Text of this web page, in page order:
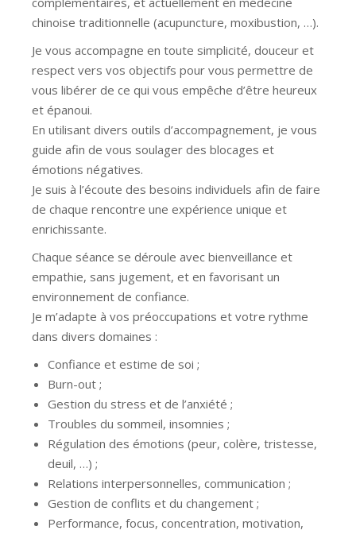
chinoise traditionnelle (acupuncture, moxibustion, …).
Je vous accompagne en toute simplicité, douceur et
respect vers vos objectifs pour vous permettre de
vous libérer de ce qui vous empêche d’être heureux
et épanoui.
En utilisant divers outils d’accompagnement, je vous
guide afin de vous soulager des blocages et
émotions négatives.
Je suis à l’écoute des besoins individuels afin de faire
de chaque rencontre une expérience unique et
enrichissante.
Chaque séance se déroule avec bienveillance et
empathie, sans jugement, et en favorisant un
environnement de confiance.
Je m’adapte à vos préoccupations et votre rythme
dans divers domaines :
Confiance et estime de soi ;
Burn-out ;
Gestion du stress et de l’anxiété ;
Troubles du sommeil, insomnies ;
Régulation des émotions (peur, colère, tristesse,
deuil, …) ;
Relations interpersonnelles, communication ;
Gestion de conflits et du changement ;
Performance, focus, concentration, motivation,